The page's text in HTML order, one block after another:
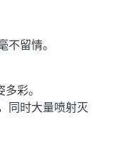
留情。
彩。
同时大量喷射灭